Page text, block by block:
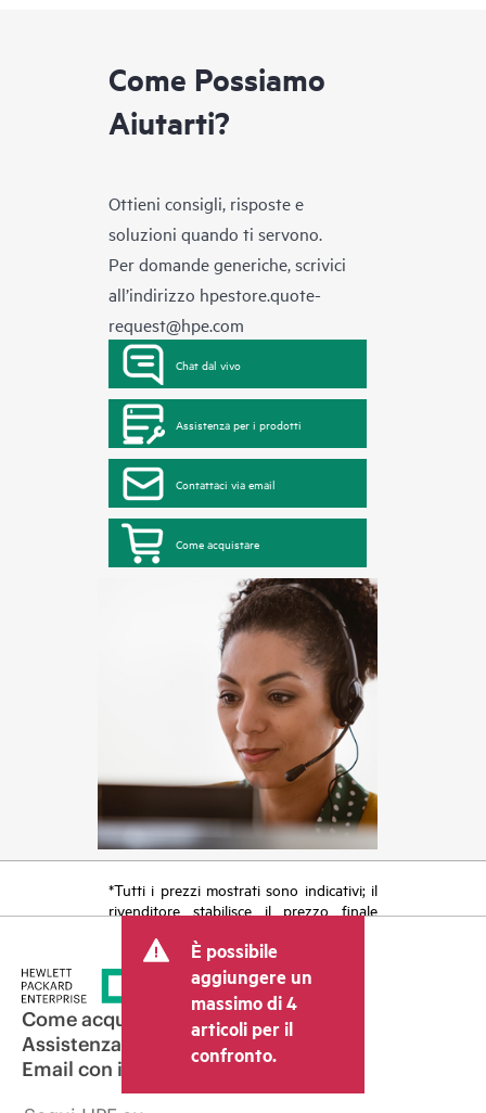
Come Possiamo
Aiutarti?
Ottieni consigli, risposte e
soluzioni quando ti servono.
Per domande generiche, scrivici
all’indirizzo hpestore.quote-
request@hpe.com
Chat dal vivo
Assistenza per i prodotti
Contattaci via email
Come acquistare
*Tutti i prezzi mostrati sono indicativi; il
rivenditore stabilisce il prezzo finale
costi, come le imposte sulla vendita/IVA
e le spese di spedizione. Il prezzo della
transazione stabilito dal rivenditore può
variare rispetto a quello di altri
rivenditori e al prezzo indicativo
mostrato. I prezzi indicativi possono
includere offerte promozionali a tempo
limitato. HPE si riserva il diritto di
È possibile
aggiungere un
massimo di 4
articoli per il
confronto.
Come acquistare
Assistenza per i prodotti
Email con il commerciale